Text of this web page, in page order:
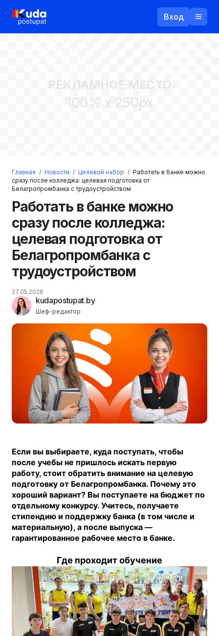
Вход
Войти
Прислать пароль
РЕКЛАМНОЕ МЕСТО
100% x 250px
Главная / Новости / Целевой набор / Работать в банке можно
сразу после колледжа: целевая подготовка от
Белагропромбанка с трудоустройством
Работать в банке можно
сразу после колледжа:
целевая подготовка от
Белагропромбанка с
трудоустройством
kudapostupat.by
Шеф-редактор
27.05.2026
Если вы выбираете, куда поступать, чтобы
после учебы не пришлось искать первую
работу, стоит обратить внимание на целевую
подготовку от Белагропромбанка. Почему это
хороший вариант? Вы поступаете на бюджет по
отдельному конкурсу. Учитесь, получаете
стипендию и поддержку банка (в том числе и
материальную), а после выпуска —
гарантированное рабочее место в банке.
Где проходит обучение